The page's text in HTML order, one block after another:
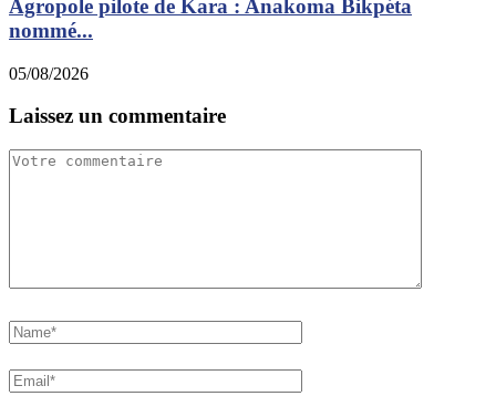
Agropole pilote de Kara : Anakoma Bikpéta
nommé...
05/08/2026
Laissez un commentaire